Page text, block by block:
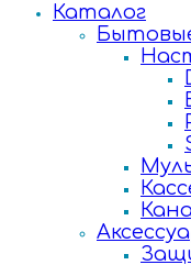
Каталог